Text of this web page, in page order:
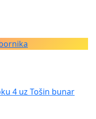
4 uz Tošin bunar